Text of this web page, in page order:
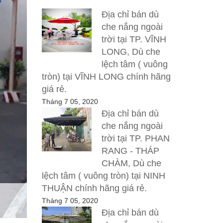
Địa chỉ bán dù
che nắng ngoài
trời tại TP. VĨNH
LONG, Dù che
lệch tâm ( vuông
tròn) tại VĨNH LONG chính hãng
giá rẻ.
Tháng 7 05, 2020
Địa chỉ bán dù
che nắng ngoài
trời tại TP. PHAN
RANG - THÁP
CHÀM, Dù che
lệch tâm ( vuông tròn) tại NINH
THUẬN chính hãng giá rẻ.
Tháng 7 05, 2020
Địa chỉ bán dù